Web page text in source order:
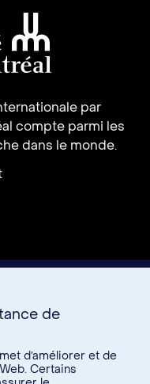
par
compte parmi les
dans le monde.
de
d’améliorer et de
Certains